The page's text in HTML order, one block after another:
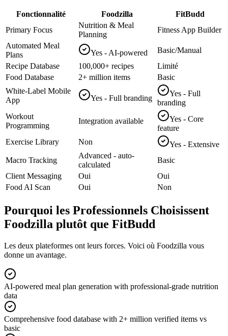
Fonctionnalité Foodzilla
FitBudd
Primary Focus
Nutrition & Meal
Planning
Fitness App Builder
Automated Meal
Plans
Yes - AI-powered
Basic/Manual
Recipe Database
100,000+ recipes
Limité
Food Database
2+ million items
Basic
White-Label Mobile
App
Yes - Full branding
Yes - Full
branding
Workout
Programming
Integration available
Yes - Core
feature
Exercise Library
Non
Yes - Extensive
Macro Tracking
Advanced - auto-
calculated
Basic
Client Messaging
Oui
Oui
Food AI Scan
Oui Non
Pourquoi les Professionnels Choisissent
Foodzilla plutôt que FitBudd
Les deux plateformes ont leurs forces. Voici où Foodzilla vous
donne un avantage.
AI-powered meal plan generation with professional-grade nutrition
data
Comprehensive food database with 2+ million verified items vs
basic